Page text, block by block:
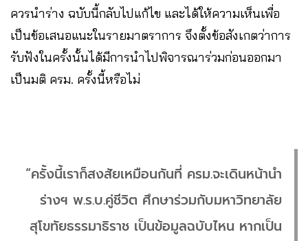
ควรนำร่าง ฉบับนี้กลับไปแก้ไข และได้ให้ความเห็นเพื่อ
เป็นข้อเสนอแนะในรายมาตราการ จึงตั้งข้อสังเกตว่าการ
รับฟังในครั้งนั้นได้มีการนำไปพิจารณาร่วมก่อนออกมา
เป็นมติ ครม. ครั้งนี้หรือไม่
“ครั้งนี้เราก็สงสัยเหมือนกันที่ ครม.จะเดินหน้านำ
ร่างฯ พ.ร.บ.คู่ชีวิต ศึกษาร่วมกับมหาวิทยาลัย
สุโขทัยธรรมาธิราช เป็นข้อมูลฉบับไหน หากเป็น